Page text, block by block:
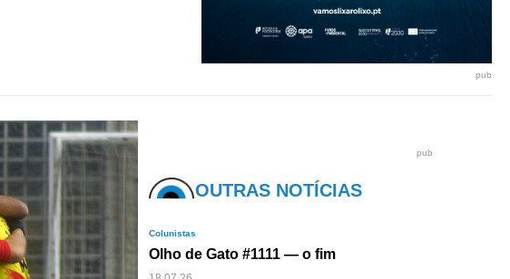
pub
pub
OUTRAS NOTÍCIAS
Colunistas
Olho de Gato #1111 — o fim